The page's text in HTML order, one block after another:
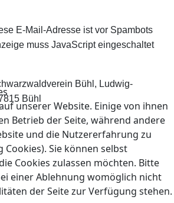
E-Mail-Adresse ist vor Spambots
muss JavaScript eingeschaltet
Bühl, Ludwig-
Bühl
Schwarzwaldverein Bühl
Impressum
unserer Website. Einige von ihnen
Betrieb der Seite, während andere
und die Nutzererfahrung zu
Cookies). Sie können selbst
Cookies zulassen möchten. Bitte
einer Ablehnung womöglich nicht
der Seite zur Verfügung stehen.